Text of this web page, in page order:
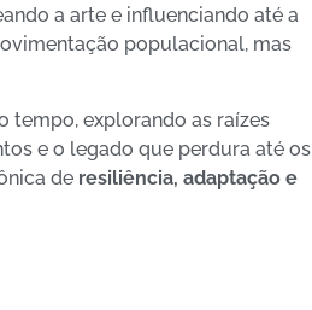
a arte e influenciando até a
populacional, mas
tempo, explorando as raízes
e o legado que perdura até os
de resiliência, adaptação e